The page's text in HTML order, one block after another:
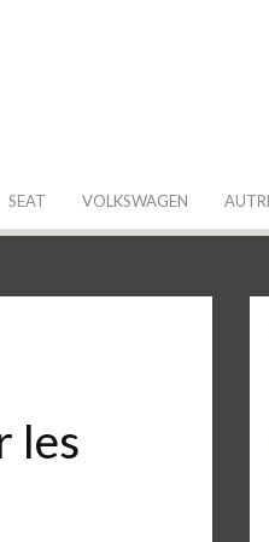
SEAT VOLKSWAGEN
les